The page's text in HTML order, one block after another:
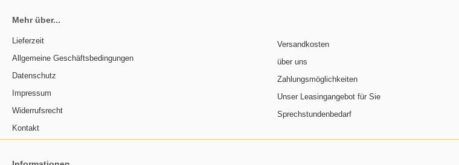
Mehr über...
Lieferzeit
Allgemeine Geschäftsbedingungen
Datenschutz
Impressum
Widerrufsrecht
Kontakt
Versandkosten
über uns
Zahlungsmöglichkeiten
Unser Leasingangebot für Sie
Sprechstundenbedarf